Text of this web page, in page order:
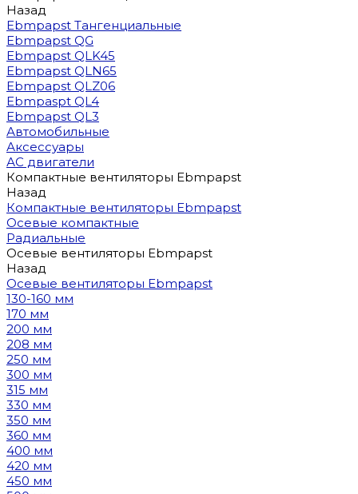
Назад
Ebmpapst Тангенциальные
Ebmpapst QG
Ebmpapst QLK45
Ebmpapst QLN65
Ebmpapst QLZ06
Ebmpaspt QL4
Ebmpapst QL3
Автомобильные
Аксессуары
АС двигатели
Компактные вентиляторы Ebmpapst
Назад
Компактные вентиляторы Ebmpapst
Осевые компактные
Радиальные
Осевые вентиляторы Ebmpapst
Назад
Осевые вентиляторы Ebmpapst
130-160 мм
170 мм
200 мм
208 мм
250 мм
300 мм
315 мм
330 мм
350 мм
360 мм
400 мм
420 мм
450 мм